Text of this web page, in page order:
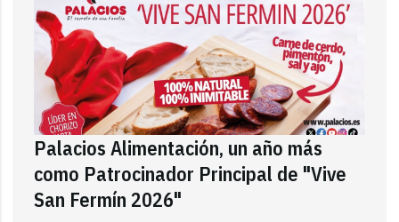
Palacios Alimentación, un año más
como Patrocinador Principal de "Vive
San Fermín 2026"